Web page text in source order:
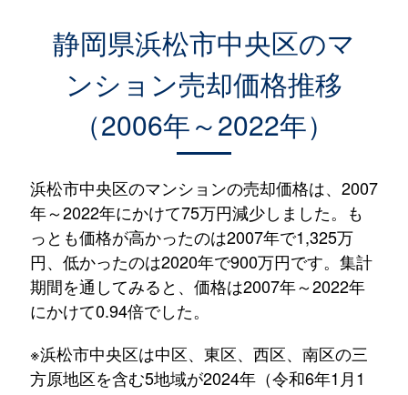
静岡県浜松市中央区のマ
ンション売却価格推移
（2006年～2022年）
浜松市中央区のマンションの売却価格は、2007
年～2022年にかけて75万円減少しました。も
っとも価格が高かったのは2007年で1,325万
円、低かったのは2020年で900万円です。集計
期間を通してみると、価格は2007年～2022年
にかけて0.94倍でした。
※浜松市中央区は中区、東区、西区、南区の三
方原地区を含む5地域が2024年（令和6年1月1